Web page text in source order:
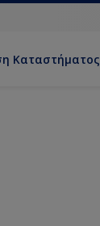
Καταστήματος